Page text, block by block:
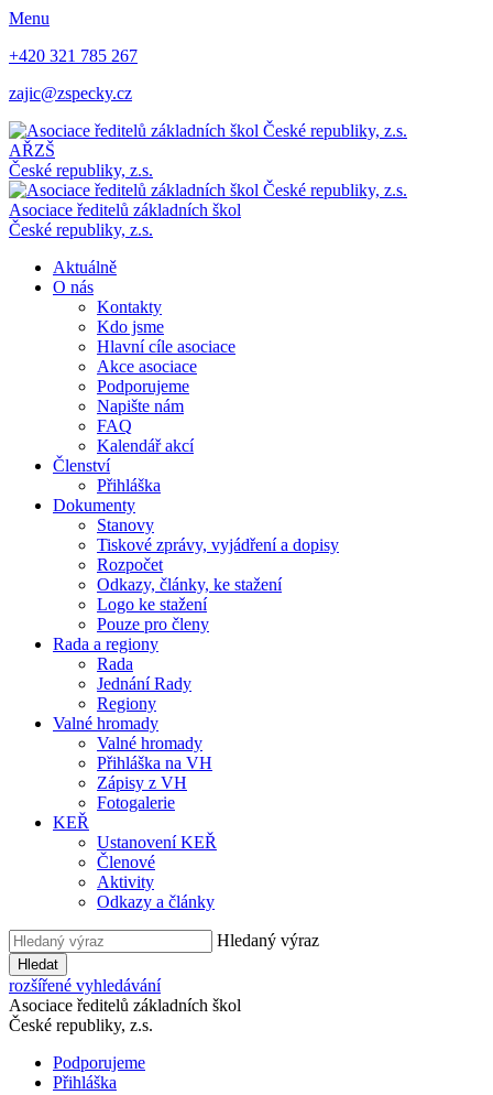
Menu
+420 321 785 267
zajic@zspecky.cz
AŘZŠ
České republiky, z.s.
Asociace ředitelů základních škol
České republiky, z.s.
Aktuálně
O nás
Kontakty
Kdo jsme
Hlavní cíle asociace
Akce asociace
Podporujeme
Napište nám
FAQ
Kalendář akcí
Členství
Přihláška
Dokumenty
Stanovy
Tiskové zprávy, vyjádření a dopisy
Rozpočet
Odkazy, články, ke stažení
Logo ke stažení
Pouze pro členy
Rada a regiony
Rada
Jednání Rady
Regiony
Valné hromady
Valné hromady
Přihláška na VH
Zápisy z VH
Fotogalerie
KEŘ
Ustanovení KEŘ
Členové
Aktivity
Odkazy a články
Hledaný výraz
Hledat
rozšířené vyhledávání
Asociace ředitelů základních škol
České republiky, z.s.
Podporujeme
Přihláška